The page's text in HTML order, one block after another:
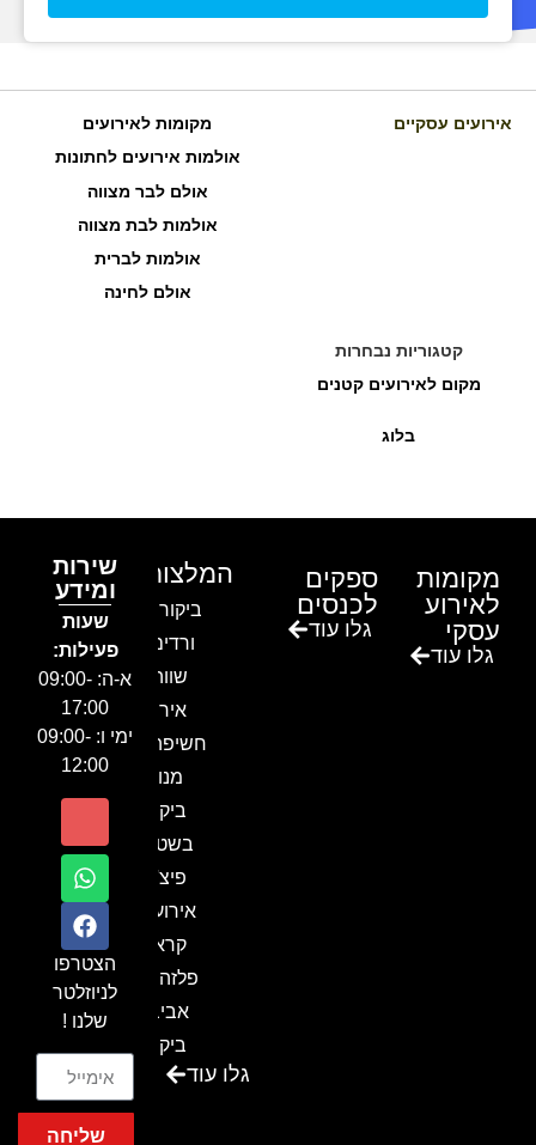
אירועים עסקיים
מקומות לאירועים
אולמות אירועים לחתונות
אולם לבר מצווה
אולמות לבת מצווה
אולמות לברית
אולם לחינה
קטגוריות נבחרות
מקום לאירועים קטנים
בלוג
מקומות
לאירוע
עסקי
גלו עוד
ספקים
לכנסים
גלו עוד
המלצות
ביקור בגן
ורדים –
שווה!!
אירוע
חשיפה- זיו
מנור
ביקור
בשטח-
פיצ'ר
אירועים
קראון
פלזה תל
אביב-
ביקור
בכנסגלו עוד
שירות
ומידע
שעות
פעילות:
א-ה: 09:00-
17:00
ימי ו: 09:00-
12:00
הצטרפו
לניוזלטר
שלנו !
שליחה